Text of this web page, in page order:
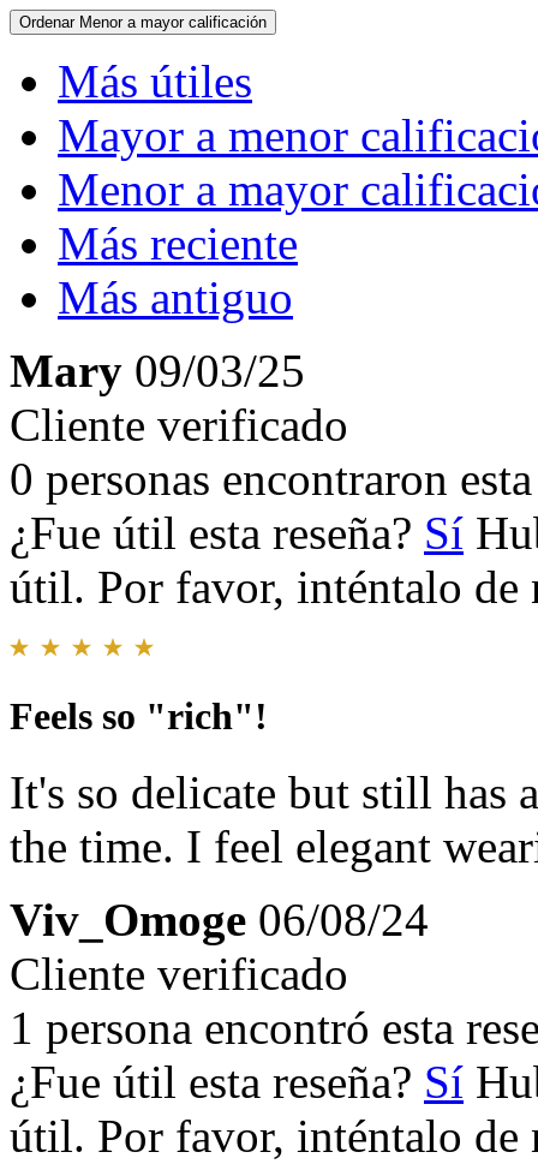
Ordenar Menor a mayor calificación
Más útiles
Mayor a menor
Menor a mayor
Más reciente
Más antiguo
Mary 09/03/25
Cliente verificado
0 personas encontraron
¿Fue útil esta reseña? Sí
útil. Por favor, inténtalo de
Feels so "rich"!
It's so delicate but still has
the time. I feel elegant
Viv_Omoge 06/08/24
Cliente verificado
1 persona encontró esta
¿Fue útil esta reseña? Sí
útil. Por favor, inténtalo de